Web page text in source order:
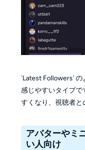
`Latest Followers`
感じやすいタイプ
すくなり、視聴者と
アバターやミ
い人向け